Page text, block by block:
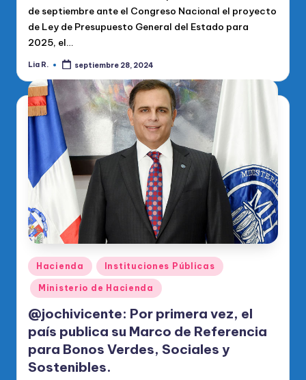
de septiembre ante el Congreso Nacional el proyecto
de Ley de Presupuesto General del Estado para
2025, el…
Publicado
Lia R. septiembre 28, 2024
Publicado
en
Hacienda Instituciones Públicas
Ministerio de Hacienda
@jochivicente: Por primera vez, el
país publica su Marco de Referencia
para Bonos Verdes, Sociales y
Sostenibles.